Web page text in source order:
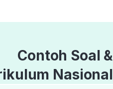
Contoh Soal